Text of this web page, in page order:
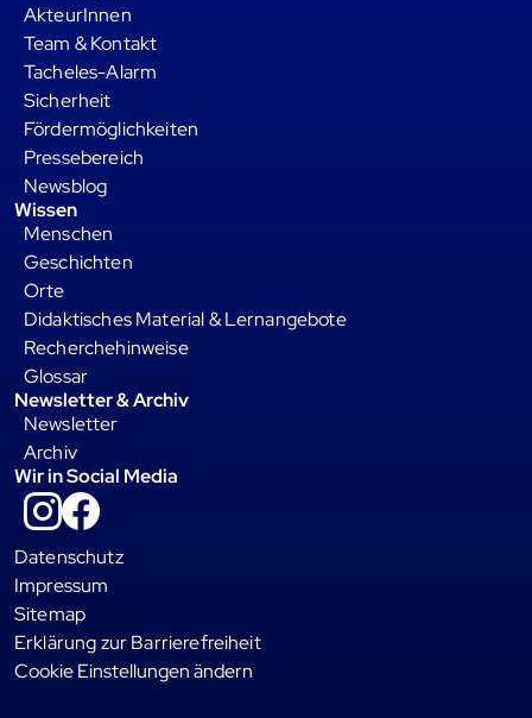
AkteurInnen
Team & Kontakt
Tacheles-Alarm
Sicherheit
Fördermöglichkeiten
Pressebereich
Newsblog
Wissen
Menschen
Geschichten
Orte
Didaktisches Material & Lernangebote
Recherchehinweise
Glossar
Newsletter & Archiv
Newsletter
Archiv
Wir in Social Media
Instagram
Datenschutz
Impressum
Sitemap
Erklärung zur Barrierefreiheit
Cookie Einstellungen ändern